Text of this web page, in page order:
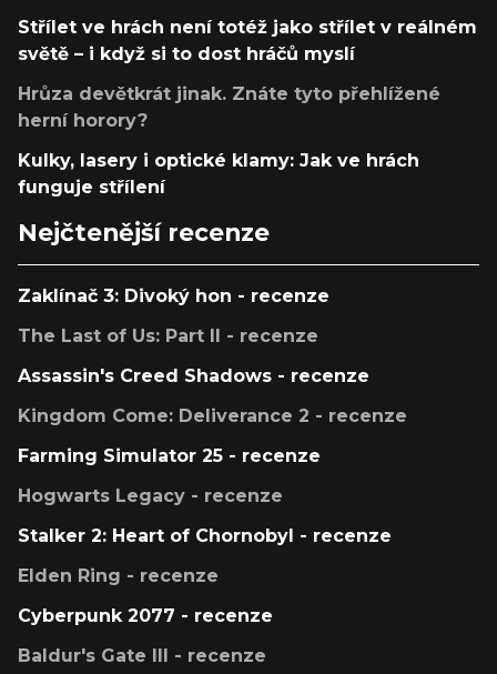
Střílet ve hrách není totéž jako střílet v reálném
světě – i když si to dost hráčů myslí
Hrůza devětkrát jinak. Znáte tyto přehlížené
herní horory?
Kulky, lasery i optické klamy: Jak ve hrách
funguje střílení
Nejčtenější recenze
Zaklínač 3: Divoký hon - recenze
The Last of Us: Part II - recenze
Assassin's Creed Shadows - recenze
Kingdom Come: Deliverance 2 - recenze
Farming Simulator 25 - recenze
Hogwarts Legacy - recenze
Stalker 2: Heart of Chornobyl - recenze
Elden Ring - recenze
Cyberpunk 2077 - recenze
Baldur's Gate III - recenze